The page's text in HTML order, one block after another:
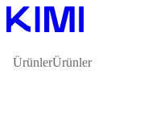
ÜrünlerÜrünler